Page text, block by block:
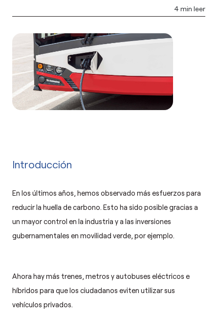
4 min leer
Introducción
En los últimos años, hemos observado más esfuerzos para
reducir la huella de carbono. Esto ha sido posible gracias a
un mayor control en la industria y a las inversiones
gubernamentales en movilidad verde, por ejemplo.
Ahora hay más trenes, metros y autobuses eléctricos e
híbridos para que los ciudadanos eviten utilizar sus
vehículos privados.